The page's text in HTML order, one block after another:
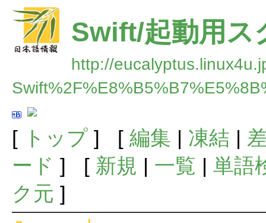
Swift/起動用ス
http://
[ トップ] [ 編集 | 凍結 |
ード ] [ 新規 | 一覧 | 単語
ク元 ]